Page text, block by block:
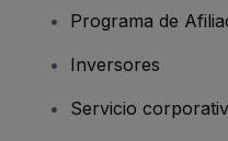
Programa de
Inversores
Servicio